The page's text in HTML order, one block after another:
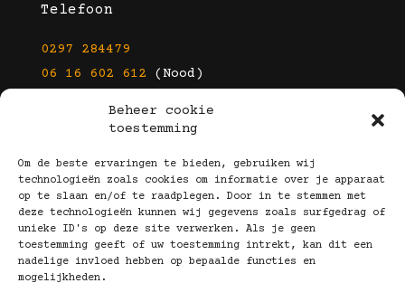
Beheer cookie
toestemming
Om de beste ervaringen te bieden, gebruiken wij
technologieën zoals cookies om informatie over je apparaat
op te slaan en/of te raadplegen. Door in te stemmen met
deze technologieën kunnen wij gegevens zoals surfgedrag of
unieke ID's op deze site verwerken. Als je geen
toestemming geeft of uw toestemming intrekt, kan dit een
nadelige invloed hebben op bepaalde functies en
mogelijkheden.
Telefoon
0297 284479
06 16 602 612 (Nood)
info@kootbrillen.nl
Volg Ons!